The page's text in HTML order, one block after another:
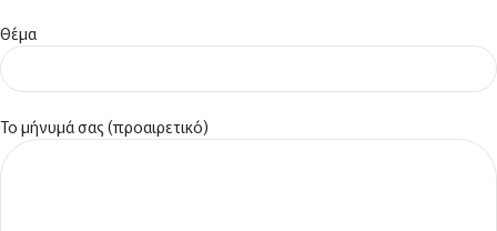
Θέμα
Το μήνυμά σας (προαιρετικό)